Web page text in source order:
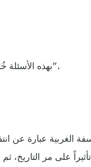
بهذه الأسئلة خُلقت مهنة الإنسان العقلية الأولى ألا وهي “الفلسفة”.
الغربية عبارة عن
على مر